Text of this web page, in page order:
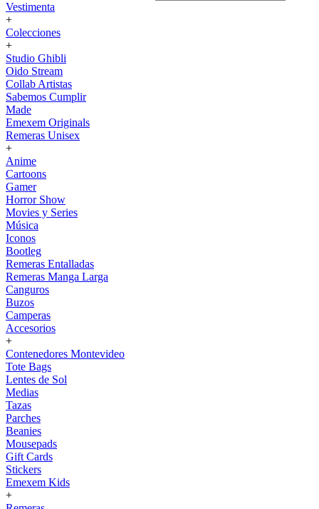
Vestimenta
+
Colecciones
+
Studio Ghibli
Oido Stream
Collab Artistas
Sabemos Cumplir
Made
Emexem Originals
Remeras Unisex
+
Anime
Cartoons
Gamer
Horror Show
Movies y Series
Música
Iconos
Bootleg
Remeras Entalladas
Remeras Manga Larga
Canguros
Buzos
Camperas
Accesorios
+
Contenedores Montevideo
Tote Bags
Lentes de Sol
Medias
Tazas
Parches
Beanies
Mousepads
Gift Cards
Stickers
Emexem Kids
+